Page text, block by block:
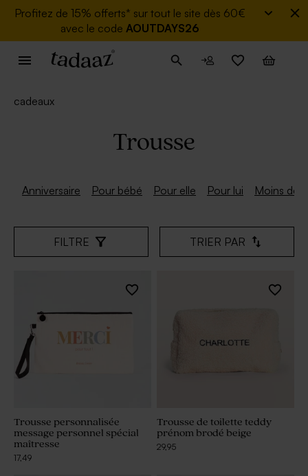
Profitez de 15% offerts* sur tout le site dès 60€
avec le code AOUTDAYS26
cadeaux
Trousse
Anniversaire Pour bébé Pour elle Pour lui Moins de
FILTRE TRIER PAR
Trousse personnalisée
message personnel spécial
maîtresse
17,49
Trousse de toilette teddy
prénom brodé beige
29,95